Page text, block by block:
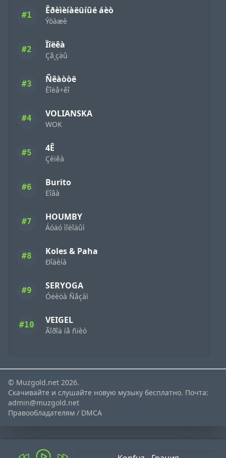
#1 Êðèìèíàëüíûé áèò
Ýòàæè
#2 Ïîëêà
Çâ¸çäû
#3 Ñêàòòë
Êîëå÷êî
#4 VOLIANSKA
WOK
#5 4Ê
Çèïêà
#6 Burito
Ëîâà
#7 HOUMBY
Áóäó ìîëîäûì
#8 Koles & Paha
Ðîäèíà
#9 SERYOGA
Óëèöà Ñåçàì
#10 VEIGEL
Ãîðîä íå ñïèò
© Muzgold.net 2026.
Скачивайте и слушайте новую музыку бесплатно. Почта:
admin@muzgold.net
Правообладателям / DMCA